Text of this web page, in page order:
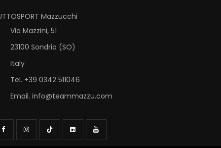
Mazzucchi
Via Mazzini, 51
23100 Sondrio (SO)
Italy
Tel. +39 0342 511046
Email. info@teammazzu.com